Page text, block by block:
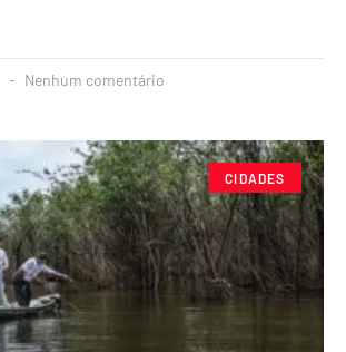
Nenhum comentário
CIDADES